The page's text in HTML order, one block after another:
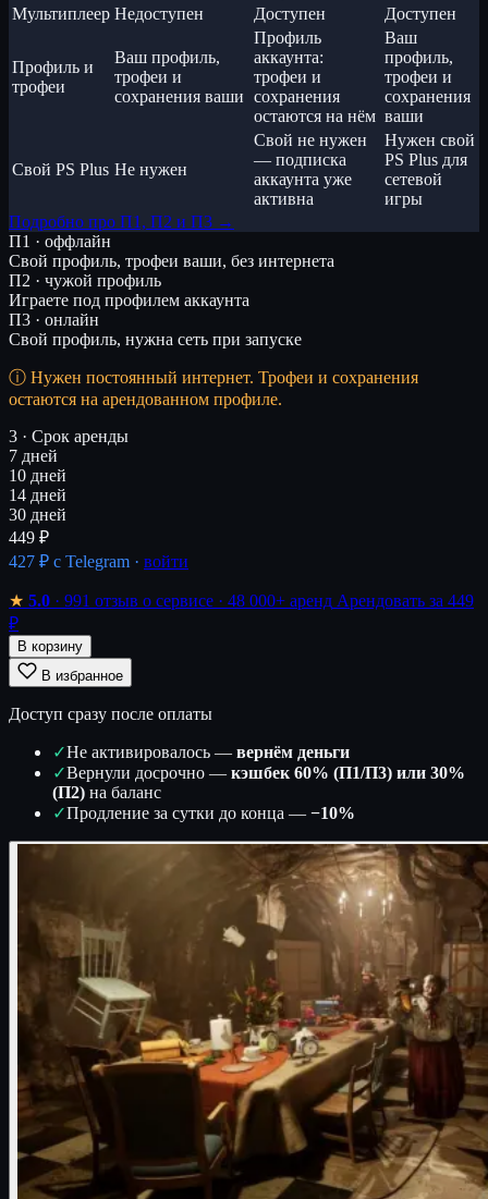
Мультиплеер Недоступен Доступен Доступен
Профиль и
трофеи
Ваш профиль,
трофеи и
сохранения ваши
Профиль
аккаунта:
трофеи и
сохранения
остаются на нём
Ваш
профиль,
трофеи и
сохранения
ваши
Свой PS Plus Не нужен
Свой не нужен
— подписка
аккаунта уже
активна
Нужен свой
PS Plus для
сетевой
игры
Подробно про П1, П2 и П3 →
П1 · оффлайн
Свой профиль, трофеи ваши, без интернета
П2 · чужой профиль
Играете под профилем аккаунта
П3 · онлайн
Свой профиль, нужна сеть при запуске
Нужен постоянный интернет. Трофеи и сохранения
остаются на арендованном профиле.
3 · Срок аренды
7 дней
10 дней
14 дней
30 дней
449 ₽
427 ₽ с Telegram · войти
★ 5.0 · 991 отзыв о сервисе · 48 000+ аренд Арендовать за 449
₽
В корзину
В избранное
Доступ сразу после оплаты
✓Не активировалось — вернём деньги
✓Вернули досрочно — кэшбек 60% (П1/П3) или 30%
(П2) на баланс
✓Продление за сутки до конца — −10%